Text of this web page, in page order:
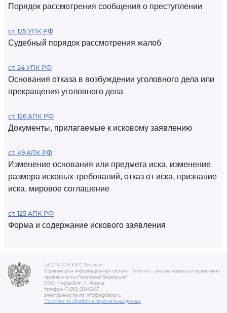
Порядок рассмотрения сообщения о преступлении
ст. 125 УПК РФ
Судебный порядок рассмотрения жалоб
ст. 24 УПК РФ
Основания отказа в возбуждении уголовного дела или
прекращения уголовного дела
ст. 126 АПК РФ
Документы, прилагаемые к исковому заявлению
ст. 49 АПК РФ
Изменение основания или предмета иска, изменение
размера исковых требований, отказ от иска, признание
иска, мировое соглашение
ст. 125 АПК РФ
Форма и содержание искового заявления
(c) 2015-2026 ЮИС Легалакт
Юридическая информационная система "Легалакт - законы, кодексы и нормативно-
правовые акты Российской Федерации"
ООО "Инфра-Бит", г. Москва.
телефон +7 (910) 050-65-67
электронная почта: info@legalacts.ru
Политика по обработке персональных данных